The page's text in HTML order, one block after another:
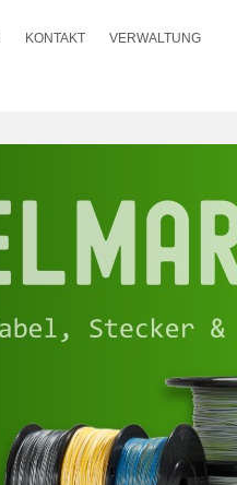
KONTAKT VERWALTUNG